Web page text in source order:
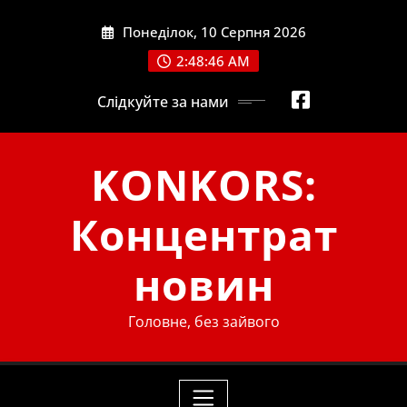
Понеділок, 10 Серпня 2026
2:48:47 AM
Слідкуйте за нами
KONKORS:
Концентрат
новин
Головне, без зайвого